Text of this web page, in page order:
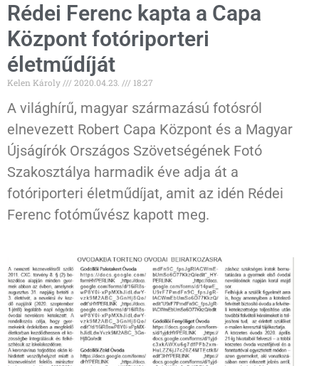
Rédei Ferenc kapta a Capa
Központ fotóriporteri
életműdíját
Kelen Károly 2020.04.23. 18:27
A világhírű, magyar származású fotósról
elnevezett Robert Capa Központ és a Magyar
Újságírók Országos Szövetségének Fotó
Szakosztálya harmadik éve adja át a
fotóriporteri életműdíjat, amit az idén Rédei
Ferenc fotóművész kapott meg.